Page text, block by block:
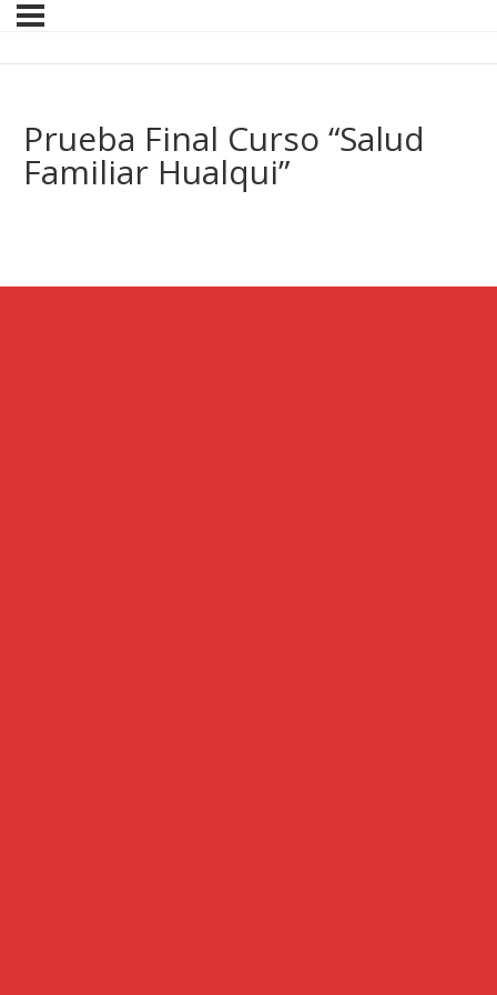
Prueba Final Curso “Salud
Familiar Hualqui”